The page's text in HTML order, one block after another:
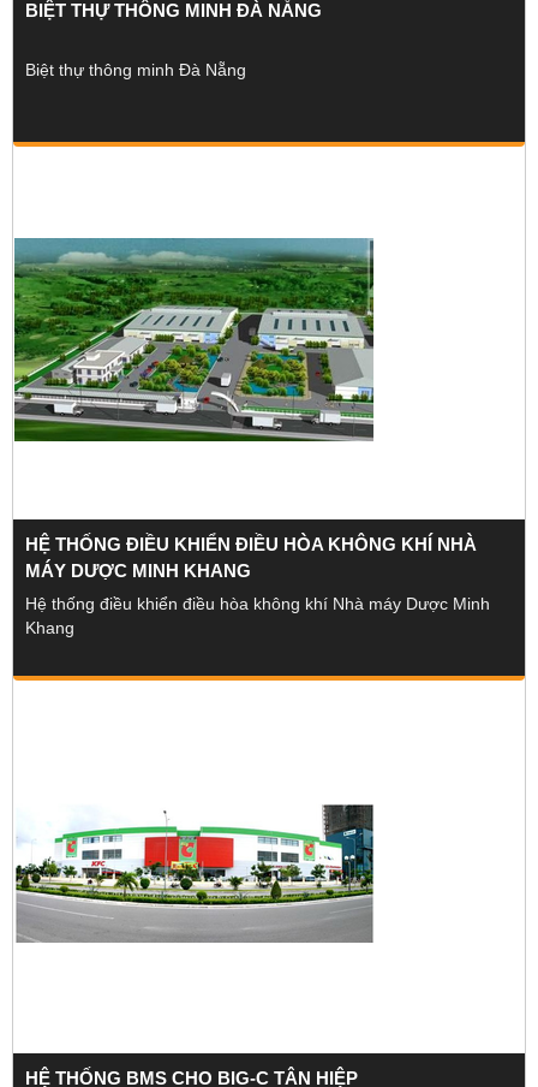
BIỆT THỰ THÔNG MINH ĐÀ NẴNG
Biệt thự thông minh Đà Nẵng
HỆ THỐNG ĐIỀU KHIỂN ĐIỀU HÒA KHÔNG KHÍ NHÀ
MÁY DƯỢC MINH KHANG
Hệ thống điều khiển điều hòa không khí Nhà máy Dược Minh
Khang
HỆ THỐNG BMS CHO BIG-C TÂN HIỆP